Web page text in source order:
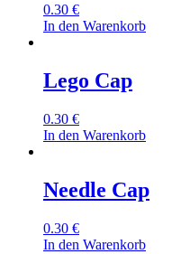
0.30 €
In den Warenkorb
Lego Cap
0.30 €
In den Warenkorb
Needle Cap
0.30 €
In den Warenkorb